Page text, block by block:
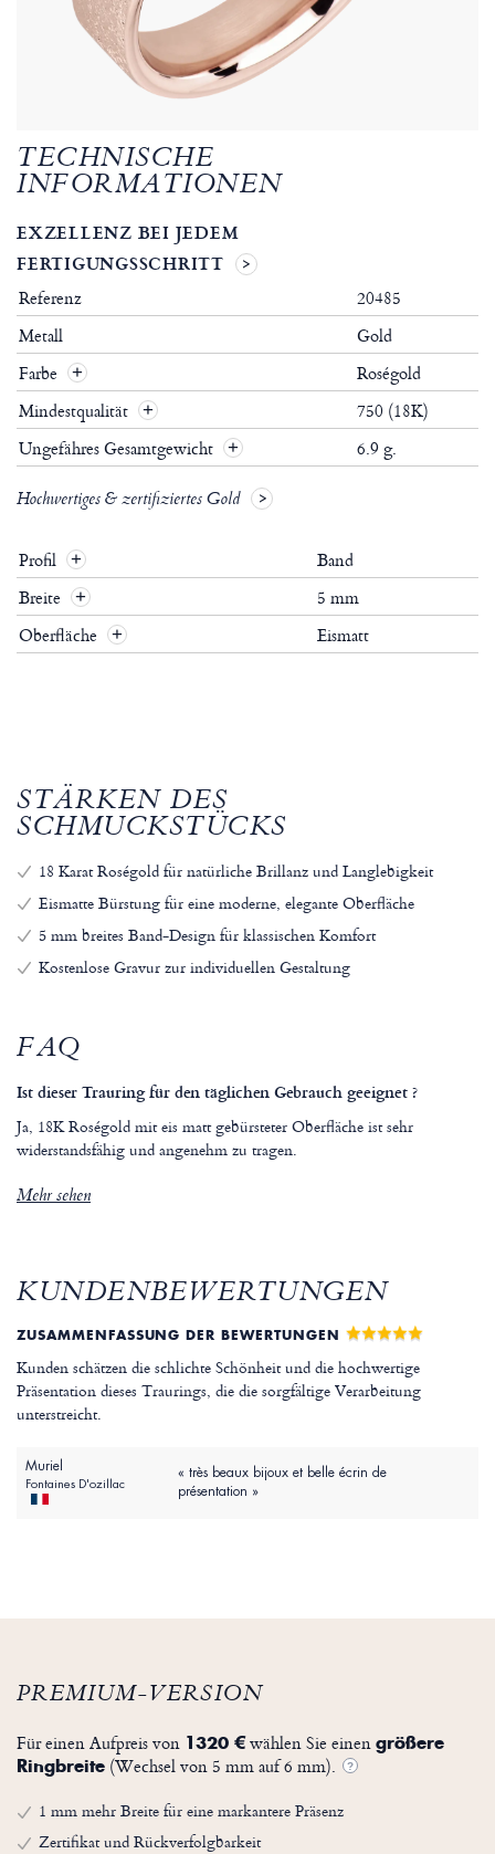
TECHNISCHE
INFORMATIONEN
EXZELLENZ BEI JEDEM
FERTIGUNGSSCHRITT
Referenz
20485
Metall
Gold
Farbe
Roségold
Mindestqualität
750 (18K)
Ungefähres Gesamtgewicht
6.9 g.
Hochwertiges & zertifiziertes Gold
Profil +
Band
Breite
+
5 mm
Oberfläche
+ Eismatt
STÄRKEN DES
SCHMUCKSTÜCKS
18 Karat Roségold für natürliche Brillanz und Langlebigkeit
Eismatte Bürstung für eine moderne, elegante Oberfläche
5 mm breites Band-Design für klassischen Komfort
Kostenlose Gravur zur individuellen Gestaltung
FAQ
Ist dieser Trauring für den täglichen Gebrauch geeignet ?
Ja, 18K Roségold mit eis matt gebürsteter Oberfläche ist sehr
widerstandsfähig und angenehm zu tragen.
Mehr sehen
KUNDENBEWERTUNGEN
ZUSAMMENFASSUNG DER BEWERTUNGEN
Kunden schätzen die schlichte Schönheit und die hochwertige
Präsentation dieses Traurings, die die sorgfältige Verarbeitung
unterstreicht.
Muriel
Fontaines D'ozillac
« très beaux bijoux et belle écrin de
présentation »
PREMIUM-VERSION
Für einen Aufpreis von 1320 €wählen Sie einen größere
Ringbreite (Wechsel von 5 mm auf 6 mm). ?
1 mm mehr Breite für eine markantere Präsenz
Zertifikat und Rückverfolgbarkeit